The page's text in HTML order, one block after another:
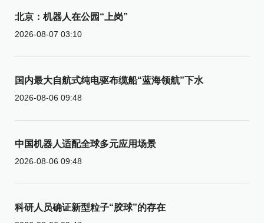
北京：机器人在公园“上岗”
2026-08-07 03:10
国内最大自航式纯电驱布缆船“蓝海领航”下水
2026-08-06 09:48
中国机器人适配全球多元应用场景
2026-08-06 09:48
科研人员确证新型粒子“胶球”的存在